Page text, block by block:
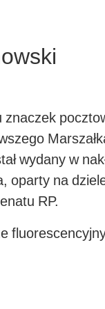
znaczek
wydany w
oparty na
RP.